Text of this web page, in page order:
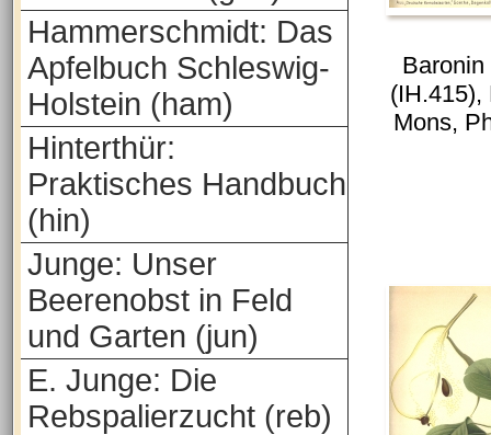
Hammerschmidt: Das
Apfelbuch Schleswig-
Holstein (ham)
Hinterthür:
Praktisches Handbuch
(hin)
Junge: Unser
Beerenobst in Feld
und Garten (jun)
E. Junge: Die
Rebspalierzucht (reb)
(IH.415),
Mons,